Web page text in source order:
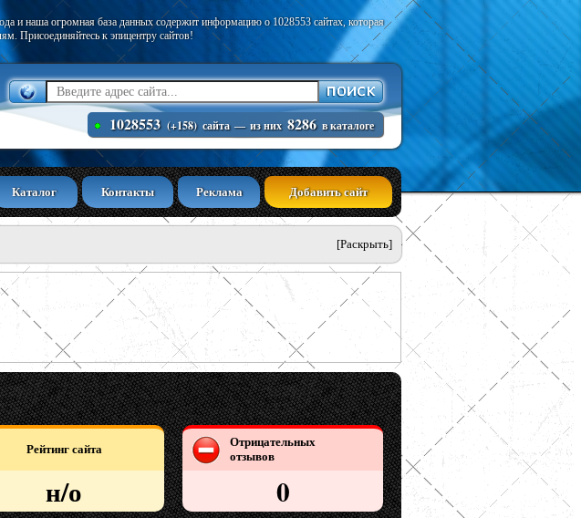
и наша огромная база данных содержит информацию о 1028553 сайтах, которая
Присоединяйтесь к эпицентру сайтов!
1028553 (+158) сайта — из них 8286 в каталоге
Каталог Контакты Реклама Добавить сайт
[Раскрыть]
Рейтинг сайта
н/о
Отрицательных
отзывов
0